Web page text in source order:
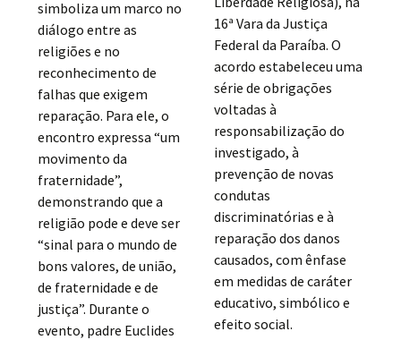
simboliza um marco no
diálogo entre as
religiões e no
reconhecimento de
falhas que exigem
reparação. Para ele, o
encontro expressa “um
movimento da
fraternidade”,
demonstrando que a
religião pode e deve ser
“sinal para o mundo de
bons valores, de união,
de fraternidade e de
justiça”. Durante o
evento, padre Euclides
16ª Vara da Justiça
Federal da Paraíba. O
acordo estabeleceu uma
série de obrigações
voltadas à
responsabilização do
investigado, à
prevenção de novas
condutas
discriminatórias e à
reparação dos danos
causados, com ênfase
em medidas de caráter
educativo, simbólico e
efeito social.